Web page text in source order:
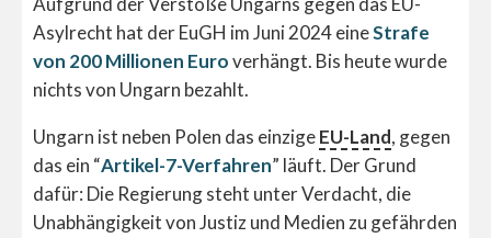
Asylrecht hat der EuGH im Juni 2024 eineStrafe
von 200 Millionen Euroverhängt. Bis heute wurde
nichts von Ungarn bezahlt.
Ungarn ist neben Polen das einzigeEU-Land, gegen
das ein “Artikel-7-Verfahren” läuft. Der Grund
dafür: Die Regierung steht unter Verdacht, die
Unabhängigkeit von Justiz und Medien zu gefährden